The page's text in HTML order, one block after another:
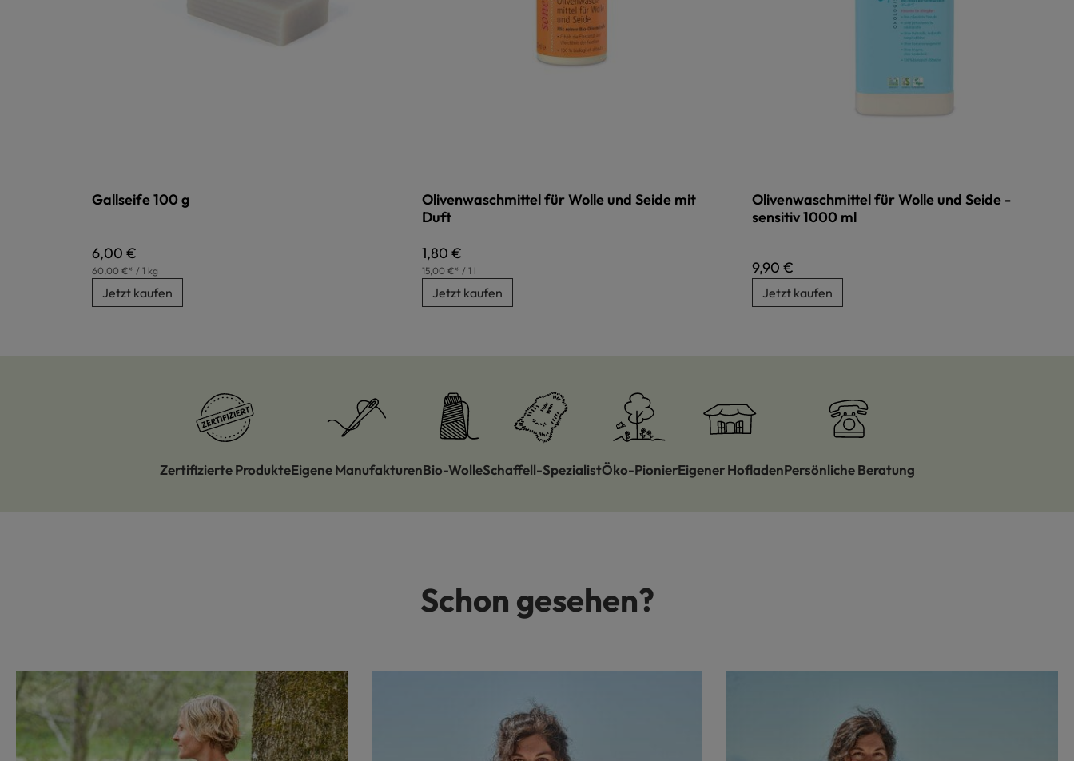
Gallseife 100 g
Regulärer Preis:
6,00 €
60,00 €* / 1 kg
Jetzt kaufen
Olivenwaschmittel für Wolle und Seide mit
Duft
Regulärer Preis:
1,80 €
15,00 €* / 1 l
Jetzt kaufen
Olivenwaschmittel für Wolle und Seide -
sensitiv 1000 ml
Regulärer Preis:
9,90 €
Jetzt kaufen
Zertifizierte ProdukteEigene ManufakturenBio-WolleSchaffell-SpezialistÖko-PionierEigener HofladenPersönliche Beratung
Schon gesehen?